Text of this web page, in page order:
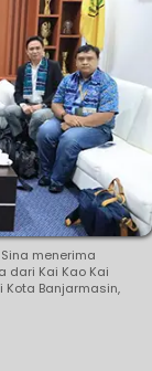
Sina menerima
dari Kai Kao Kai
Kota Banjarmasin,